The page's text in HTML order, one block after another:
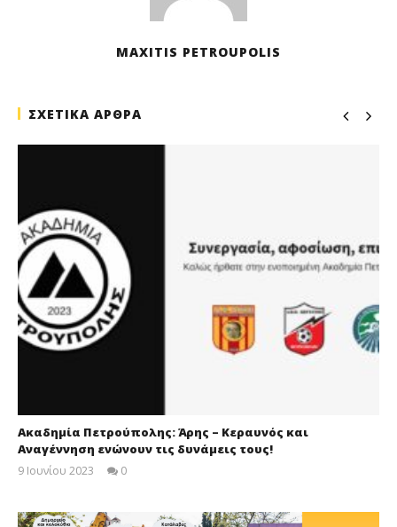
MAXITIS PETROUPOLIS
ΣΧΕΤΙΚΑ ΑΡΘΡΑ
Ακαδημία Πετρούπολης: Άρης – Κεραυνός και
Αναγέννηση ενώνουν τις δυνάμεις τους!
9 Ιουνίου 2023
0